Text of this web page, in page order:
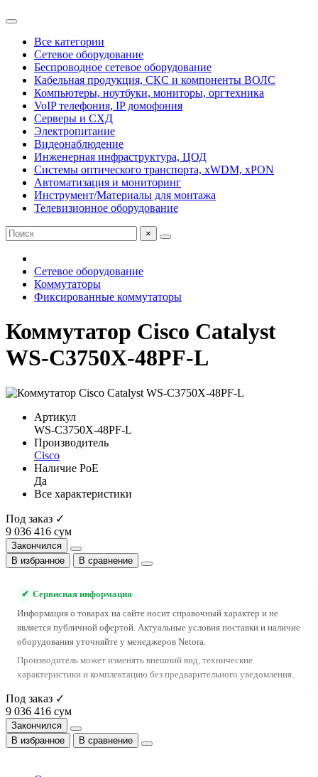
Все категории
Сетевое оборудование
Беспроводное сетевое оборудование
Кабельная продукция, СКС и компоненты ВОЛС
Компьютеры, ноутбуки, мониторы, оргтехника
VoIP телефония, IP домофония
Серверы и СХД
Электропитание
Видеонаблюдение
Инженерная инфраструктура, ЦОД
Системы оптического транспорта, xWDM, xPON
Автоматизация и мониторинг
Инструмент/Материалы для монтажа
Телевизионное оборудование
×
Сетевое оборудование
Коммутаторы
Фиксированные коммутаторы
Коммутатор Cisco Catalyst
WS-C3750X-48PF-L
Артикул
WS-C3750X-48PF-L
Производитель
Cisco
Наличие PoE
Да
Все характеристики
Под заказ ✓
9 036 416 сум
Закончился
В избранное
В сравнение
✔ Сервисная информация
Информация о товарах на сайте носит справочный характер и не
является публичной офертой. Актуальные условия поставки и наличие
оборудования уточняйте у менеджеров Netora.
Производитель может изменять внешний вид, технические
характеристики и комплектацию без предварительного уведомления.
Под заказ ✓
9 036 416 сум
Закончился
В избранное
В сравнение